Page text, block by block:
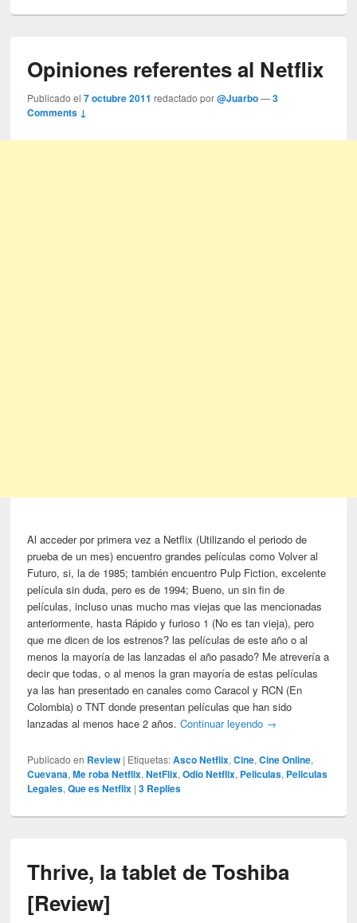
Opiniones referentes al Netflix
Publicado el7 octubre 2011 redactado por@Juarbo —3
Comments ↓
Al acceder por primera vez a Netflix (Utilizando el periodo de
prueba de un mes) encuentro grandes películas como Volver al
Futuro, si, la de 1985; también encuentro Pulp Fiction, excelente
película sin duda, pero es de 1994; Bueno, un sin fin de
películas, incluso unas mucho mas viejas que las mencionadas
anteriormente, hasta Rápido y furioso 1 (No es tan vieja), pero
que me dicen de los estrenos? las películas de este año o al
menos la mayoría de las lanzadas el año pasado? Me atrevería a
decir que todas, o al menos la gran mayoría de estas películas
ya las han presentado en canales como Caracol y RCN (En
Colombia) o TNT donde presentan películas que han sido
lanzadas al menos hace 2 años.Continuar leyendo →
Publicado en Review | Etiquetas: Asco Netflix,Cine,Cine Online,
Cuevana,Me roba Netflix,NetFlix,Odio Netflix, Peliculas, Peliculas
Legales,Que es Netflix |3 Replies
Thrive, la tablet de Toshiba
[Review]